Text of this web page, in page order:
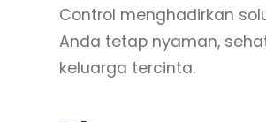
Control menghadirkan
Anda tetap nyaman,
keluarga tercinta.